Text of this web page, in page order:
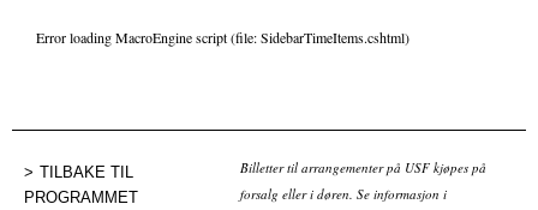
Error loading MacroEngine script (file: SidebarTimeItems.cshtml)
TILBAKE TIL
PROGRAMMET
Billetter til arrangementer på USF kjøpes på
forsalg eller i døren. Se informasjon i